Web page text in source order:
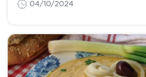
04/10/2024